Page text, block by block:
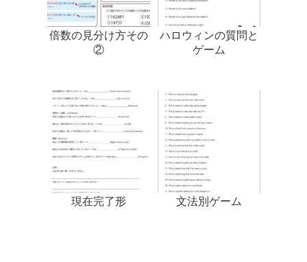
倍数の見分け方その
②
ハロウィンの質問と
ゲーム
現在完了形 文法別ゲーム